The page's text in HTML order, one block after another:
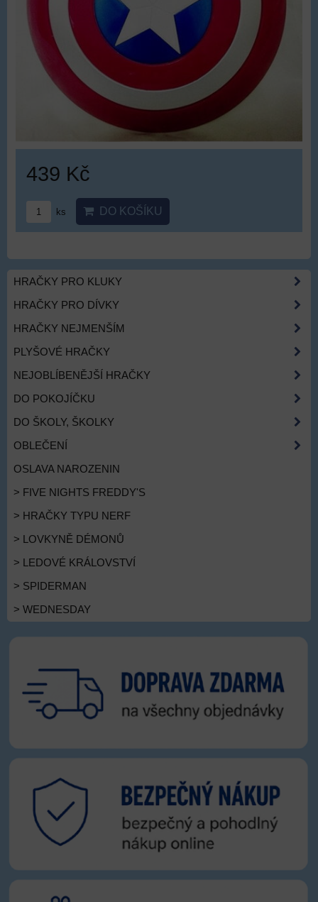
439 Kč
ks DO KOŠÍKU
HRAČKY PRO KLUKY
HRAČKY PRO DÍVKY
HRAČKY NEJMENŠÍM
PLYŠOVÉ HRAČKY
NEJOBLÍBENĚJŠÍ HRAČKY
DO POKOJÍČKU
DO ŠKOLY, ŠKOLKY
OBLEČENÍ
OSLAVA NAROZENIN
> FIVE NIGHTS FREDDY'S
> HRAČKY TYPU NERF
> LOVKYNĚ DÉMONŮ
> LEDOVÉ KRÁLOVSTVÍ
> SPIDERMAN
> WEDNESDAY